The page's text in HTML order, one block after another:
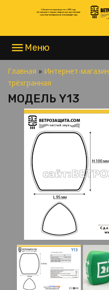
menu
Главная » Интернет-магазин
трёхгранная
МОДЕЛЬ Y13